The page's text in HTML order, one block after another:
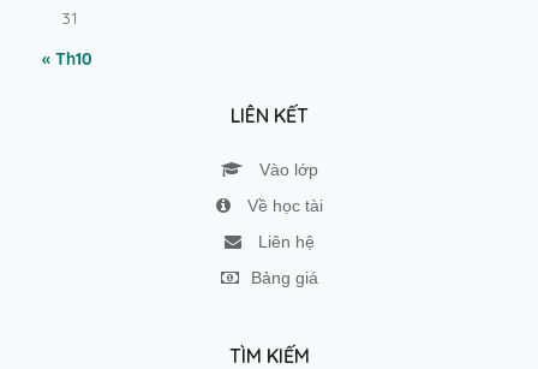
« Th10
31
LIÊN KẾT
Vào lớp
Về học tài
Liên hệ
Bảng giá
TÌM KIẾM